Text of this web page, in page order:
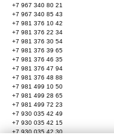
+7 967 340 80 21
+7 967 340 85 43
+7 981 376 10 42
+7 981 376 22 34
+7 981 376 30 54
+7 981 376 39 65
+7 981 376 46 35
+7 981 376 47 94
+7 981 376 48 88
+7 981 499 10 50
+7 981 499 28 65
+7 981 499 72 23
+7 930 035 42 49
+7 930 035 42 15
+7 930 035 42 30